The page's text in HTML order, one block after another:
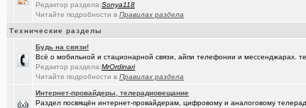
Алтайский мед - в помощь здоровью!
Задолбали расклейщики рекламы
А что вы сейчас готовите?
прописка она же регистрация
Нерадивые расклейщики рекламы(Демон ЖКХ)
Редактор раздела:Sonya118
Читайте подробности в Правилах раздела
Технические разделы
Будь на связи!
Всё о мобильной и стационарной связи, айпи телефонии и мессенджарах.
Редактор раздела:MrOrdinari
Читайте подробности в Правилах раздела
Интернет-провайдеры, телерадиовещание
Раздел посвящён интернет-провайдерам, цифровому и аналоговому